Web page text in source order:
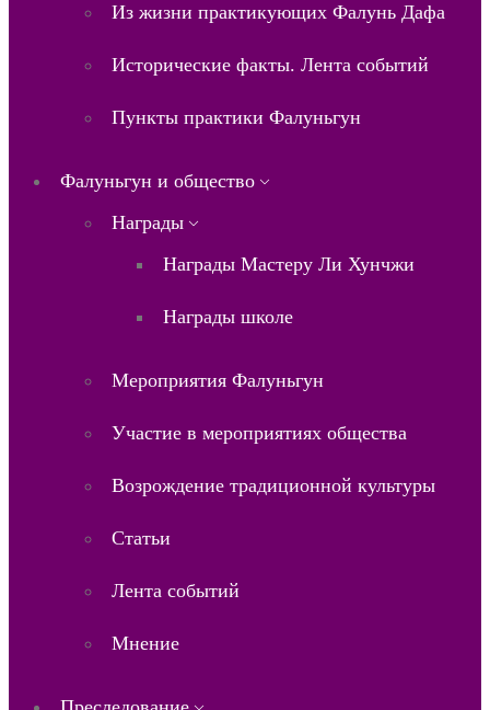
Из жизни практикующих Фалунь Дафа
Исторические факты. Лента событий
Пункты практики Фалуньгун
Фалуньгун и общество
Награды
Награды Мастеру Ли Хунчжи
Награды школе
Мероприятия Фалуньгун
Участие в мероприятиях общества
Возрождение традиционной культуры
Статьи
Лента событий
Мнение